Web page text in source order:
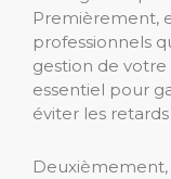
Premièrement,
professionnels
gestion de
essentiel pour
éviter les
Deuxièmement,